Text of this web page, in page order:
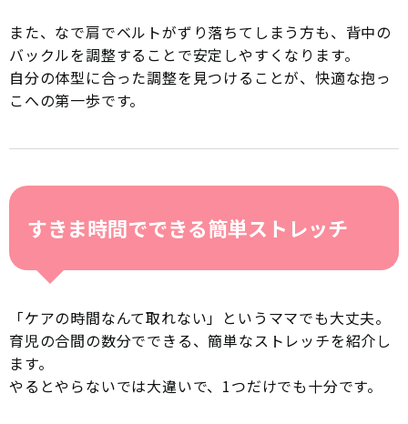
また、なで肩でベルトがずり落ちてしまう方も、背中の
バックルを調整することで安定しやすくなります。
自分の体型に合った調整を見つけることが、快適な抱っ
こへの第一歩です。
すきま時間でできる簡単ストレッチ
「ケアの時間なんて取れない」というママでも大丈夫。
育児の合間の数分でできる、簡単なストレッチを紹介し
ます。
やるとやらないでは大違いで、1つだけでも十分です。